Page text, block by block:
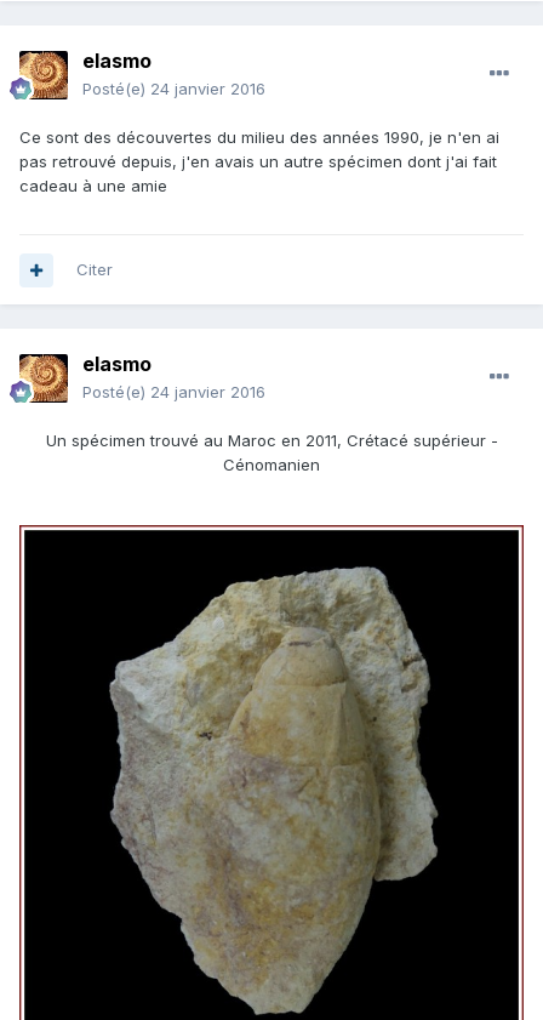
elasmo
Posté(e) 24 janvier 2016
Ce sont des découvertes du milieu des années 1990, je n'en ai
pas retrouvé depuis, j'en avais un autre spécimen dont j'ai fait
cadeau à une amie
Citer
elasmo
Posté(e) 24 janvier 2016
Un spécimen trouvé au Maroc en 2011, Crétacé supérieur -
Cénomanien